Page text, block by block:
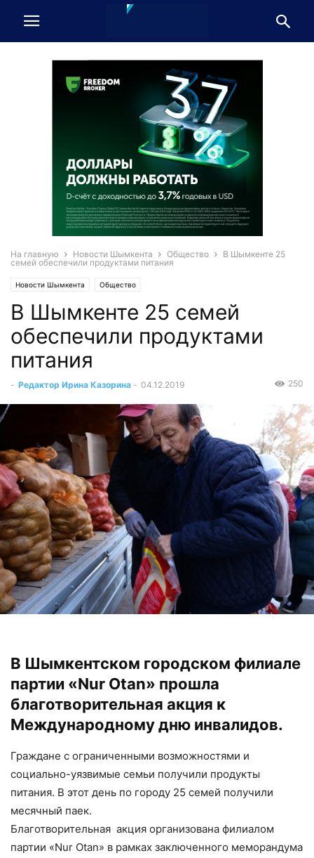
На главную Новости Шымкента Общество
В Шымкенте 25
семей обеспечили продуктами питания
Новости Шымкента Общество
В Шымкенте 25 семей
обеспечили продуктами
питания
- Редактор Ирина Казорина - 04.12.2019 250
В Шымкентском городском филиале
партии «Nur Otan» прошла
благотворительная акция к
Международному дню инвалидов.
Граждане с ограниченными возможностями и
социально-уязвимые семьи получили продукты
питания. В этот день по городу 25 семей получили
месячный паек.
Благотворительная акция организована филиалом
партии «Nur Otan» в рамках заключенного меморандума